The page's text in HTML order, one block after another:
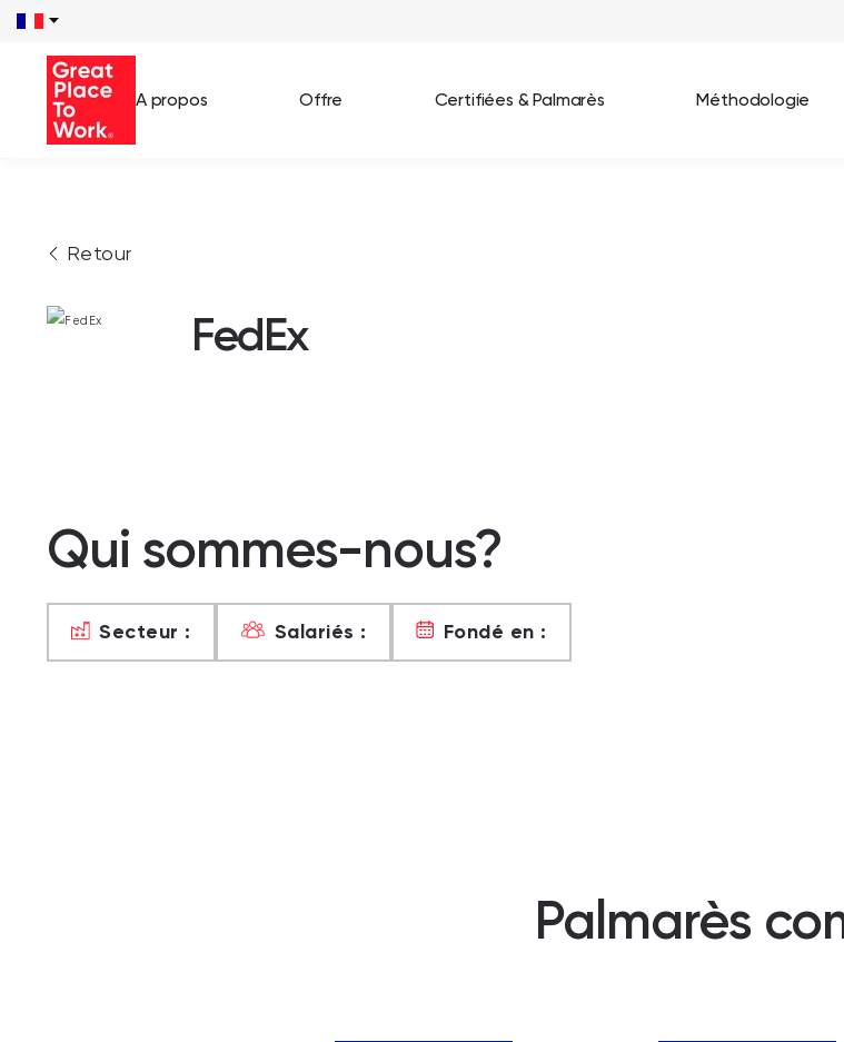
A propos Offre Certifiées & Palmarès Méthodologie
Retour
FedEx
Qui sommes-nous?
Secteur : Salariés : Fondé en :
Palmarès